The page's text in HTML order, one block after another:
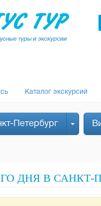
Каталог экскурсий
Петербург
ДНЯ В САНКТ-